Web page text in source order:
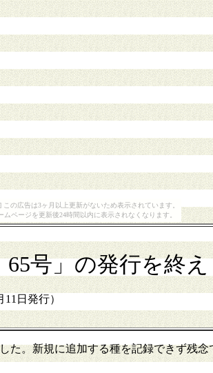
この広告は3ヶ月以上更新がないため表示されています。
ムページを更新後24時間以内に表示されなくなります。
号」の発行を終え
日発行）
。新規に追加する種を記録できず残念